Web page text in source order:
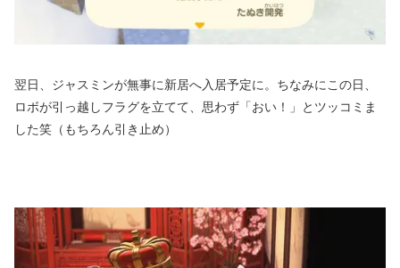
翌日、ジャスミンが無事に新居へ入居予定に。ちなみにこの日、
ロボが引っ越しフラグを立てて、思わず「おい！」とツッコミま
した笑（もちろん引き止め）